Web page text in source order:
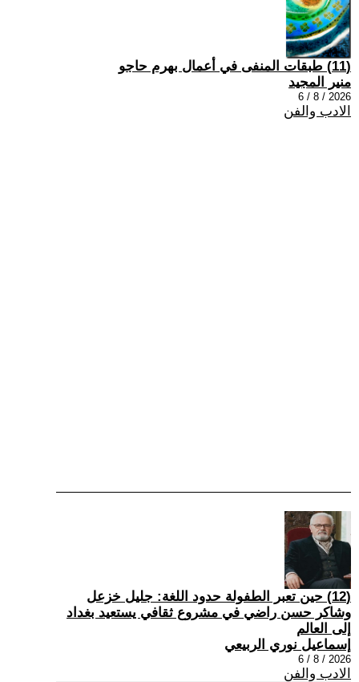
(11) طبقات المنفى في أعمال بهرم حاجو
منير المجيد
2026 / 8 / 6
الادب والفن
(12) حين تعبر الطفولة حدود اللغة: جليل خزعل
وشاكر حسن راضي في مشروع ثقافي يستعيد بغداد
إلى العالم
إسماعيل نوري الربيعي
2026 / 8 / 6
الادب والفن